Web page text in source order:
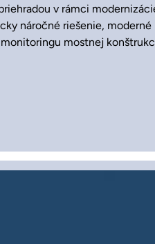
v rámci
náročné riešenie,
mostnej